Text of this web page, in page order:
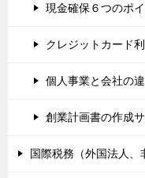
現金確保６つのポ
クレジットカード
個人事業と会社の
創業計画書の作成
国際税務（外国法人、